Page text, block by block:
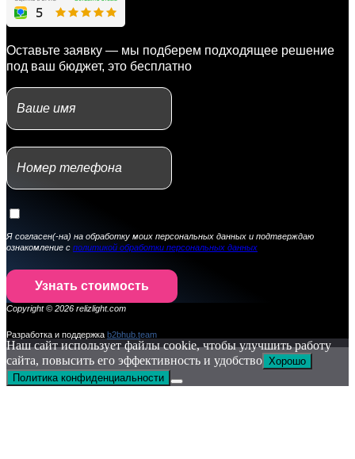
Оставьте заявку — мы подберем подходящее решение
под ваш бюджет, это бесплатно
Я согласен(-на) на обработку моих персональных данных и подтверждаю
ознакомление с политикой обработки персональных данных
Узнать стоимость
Copyright © 2026 relizlight.com
Разработка и поддержка b2bhub.team
Наш сайт использует файлы cookie, чтобы улучшить работу
сайта, повысить его эффективность и удобство Хорошо
Политика конфиденциальности